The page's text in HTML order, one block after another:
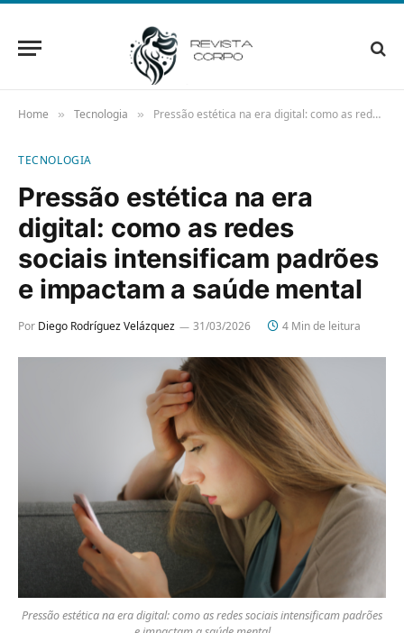
Home » Tecnologia » Pressão estética na era digital: como as redes sociais intensificam padrões e impactam a saúde mental
TECNOLOGIA
Pressão estética na era
digital: como as redes
sociais intensificam padrões
e impactam a saúde mental
Por Diego Rodríguez Velázquez 31/03/2026 4 Min de leitura
Pressão estética na era digital: como as redes sociais intensificam padrões